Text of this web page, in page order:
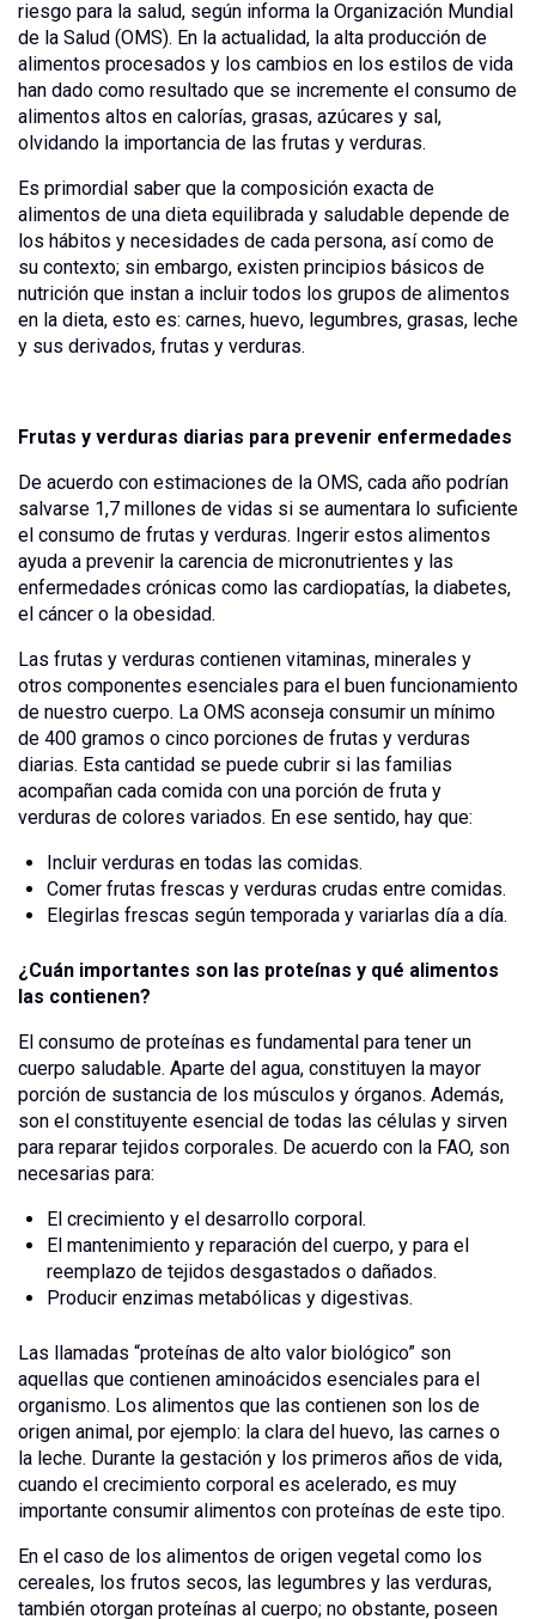
riesgo para la salud, según informa la Organización Mundial
de la Salud (OMS). En la actualidad, la alta producción de
alimentos procesados y los cambios en los estilos de vida
han dado como resultado que se incremente el consumo de
alimentos altos en calorías, grasas, azúcares y sal,
olvidando la importancia de las frutas y verduras.
Es primordial saber que la composición exacta de
alimentos de una dieta equilibrada y saludable depende de
los hábitos y necesidades de cada persona, así como de
su contexto; sin embargo, existen principios básicos de
nutrición que instan a incluir todos los grupos de alimentos
en la dieta, esto es: carnes, huevo, legumbres, grasas, leche
y sus derivados, frutas y verduras.
Frutas y verduras diarias para prevenir enfermedades
De acuerdo con estimaciones de la OMS, cada año podrían
salvarse 1,7 millones de vidas si se aumentara lo suficiente
el consumo de frutas y verduras. Ingerir estos alimentos
ayuda a prevenir la carencia de micronutrientes y las
enfermedades crónicas como las cardiopatías, la diabetes,
el cáncer o la obesidad.
Las frutas y verduras contienen vitaminas, minerales y
otros componentes esenciales para el buen funcionamiento
de nuestro cuerpo. La OMS aconseja consumir un mínimo
de 400 gramos o cinco porciones de frutas y verduras
diarias. Esta cantidad se puede cubrir si las familias
acompañan cada comida con una porción de fruta y
verduras de colores variados. En ese sentido, hay que:
Incluir verduras en todas las comidas.
Comer frutas frescas y verduras crudas entre comidas.
Elegirlas frescas según temporada y variarlas día a día.
¿Cuán importantes son las proteínas y qué alimentos
las contienen?
El consumo de proteínas es fundamental para tener un
cuerpo saludable. Aparte del agua, constituyen la mayor
porción de sustancia de los músculos y órganos. Además,
son el constituyente esencial de todas las células y sirven
para reparar tejidos corporales. De acuerdo con la FAO, son
necesarias para:
El crecimiento y el desarrollo corporal.
El mantenimiento y reparación del cuerpo, y para el
reemplazo de tejidos desgastados o dañados.
Producir enzimas metabólicas y digestivas.
Las llamadas “proteínas de alto valor biológico” son
aquellas que contienen aminoácidos esenciales para el
organismo. Los alimentos que las contienen son los de
origen animal, por ejemplo: la clara del huevo, las carnes o
la leche. Durante la gestación y los primeros años de vida,
cuando el crecimiento corporal es acelerado, es muy
importante consumir alimentos con proteínas de este tipo.
En el caso de los alimentos de origen vegetal como los
cereales, los frutos secos, las legumbres y las verduras,
también otorgan proteínas al cuerpo; no obstante, poseen